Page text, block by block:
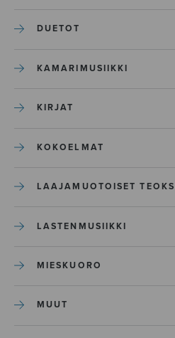
DUETOT
KAMARIMUSIIKKI
KIRJAT
KOKOELMAT
LAAJAMUOTOISET
LASTENMUSIIKKI
MIESKUORO
MUUT